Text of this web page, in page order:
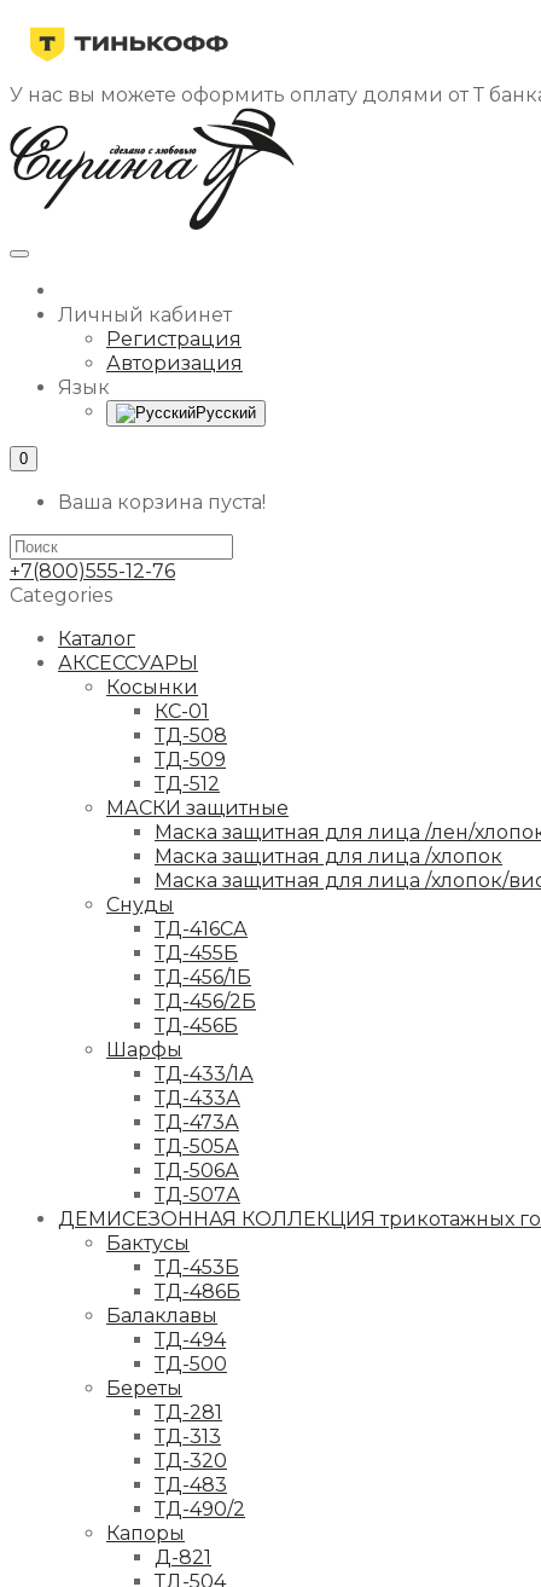
У нас вы можете оформить оплату долями от Т
Личный кабинет
Регистрация
Авторизация
Язык
Русский
0
Ваша корзина пуста!
+7(800)555-12-76
Categories
Каталог
АКСЕССУАРЫ
Косынки
КС-01
ТД-508
ТД-509
ТД-512
МАСКИ защитные
Маска защитная для лица /лен/
Маска защитная для лица /хлопок
Маска защитная для лица /хлопок/
Снуды
ТД-416СА
ТД-455Б
ТД-456/1Б
ТД-456/2Б
ТД-456Б
Шарфы
ТД-433/1А
ТД-433А
ТД-473А
ТД-505А
ТД-506А
ТД-507А
ДЕМИСЕЗОННАЯ КОЛЛЕКЦИЯ трикотажных
Бактусы
ТД-453Б
ТД-486Б
Балаклавы
ТД-494
ТД-500
Береты
ТД-281
ТД-313
ТД-320
ТД-483
ТД-490/2
Капоры
Д-821
ТД-504